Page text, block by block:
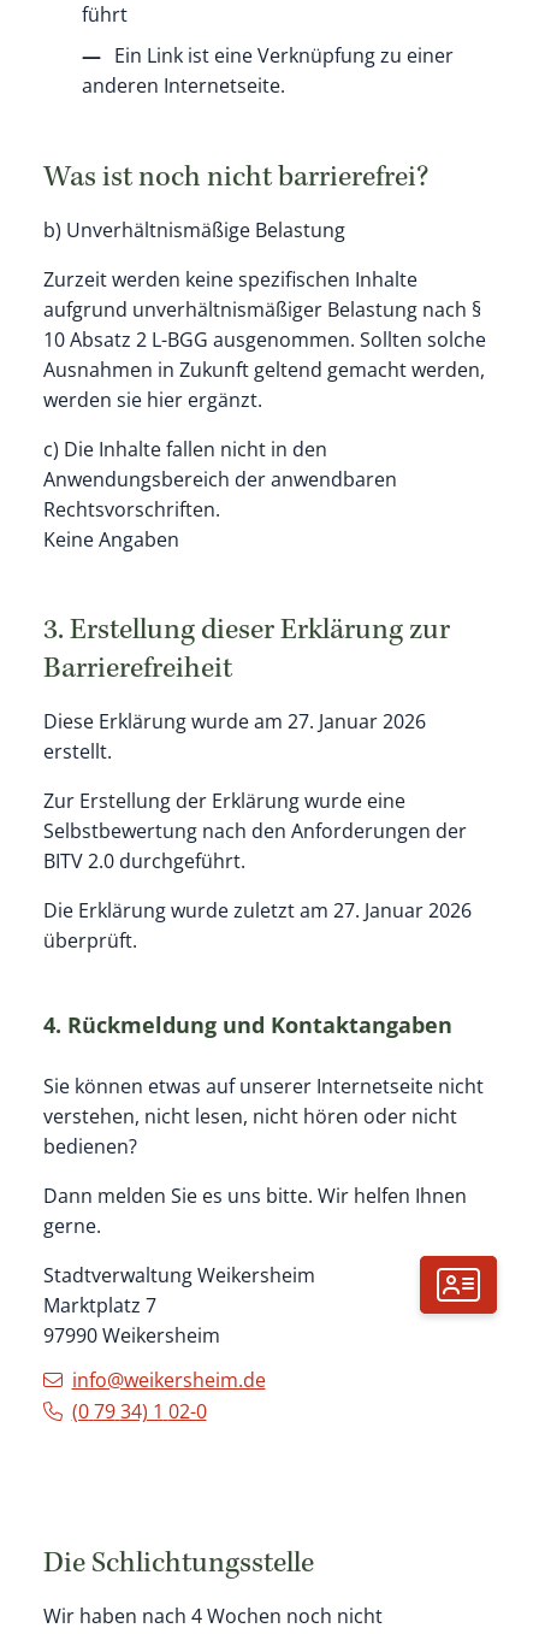
führt
Ein Link ist eine Verknüpfung zu einer
anderen Internetseite.
Was ist noch nicht barrierefrei?
b) Unverhältnismäßige Belastung
Zurzeit werden keine spezifischen Inhalte
aufgrund unverhältnismäßiger Belastung nach §
10 Absatz 2 L-BGG ausgenommen. Sollten solche
Ausnahmen in Zukunft geltend gemacht werden,
werden sie hier ergänzt.
c) Die Inhalte fallen nicht in den
Anwendungsbereich der anwendbaren
Rechtsvorschriften.
Keine Angaben
3. Erstellung dieser Erklärung zur
Barrierefreiheit
Diese Erklärung wurde am 27. Januar 2026
erstellt.
Zur Erstellung der Erklärung wurde eine
Selbstbewertung nach den Anforderungen der
BITV 2.0 durchgeführt.
Die Erklärung wurde zuletzt am 27. Januar 2026
überprüft.
4. Rückmeldung und Kontaktangaben
Sie können etwas auf unserer Internetseite nicht
verstehen, nicht lesen, nicht hören oder nicht
bedienen?
Dann melden Sie es uns bitte. Wir helfen Ihnen
gerne.
Stadtverwaltung Weikersheim
Marktplatz 7
97990 Weikersheim
info@weikersheim.de
(0 79 34) 1 02-0
Die Schlichtungsstelle
Wir haben nach 4 Wochen noch nicht